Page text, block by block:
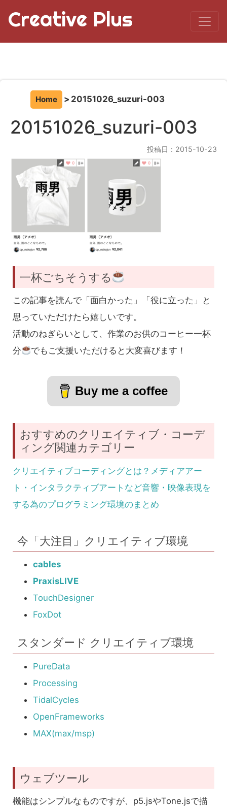
Creative Plus
Home 20151026_suzuri-003
20151026_suzuri-003
投稿日：2015-10-23
一杯ごちそうする
この記事を読んで「面白かった」「役に立った」と
思っていただけたら嬉しいです。
活動のねぎらいとして、作業のお供のコーヒー一杯
分
でもご支援いただけると大変喜びます！
Buy me a coffee
おすすめのクリエイティブ・コーデ
ィング関連カテゴリー
クリエイティブコーディングとは？メディアアー
ト・インタラクティブアートなど音響・映像表現を
する為のプログラミング環境のまとめ
今「大注目」クリエイティブ環境
cables
PraxisLIVE
TouchDesigner
FoxDot
スタンダード クリエイティブ環境
PureData
Processing
TidalCycles
OpenFrameworks
MAX(max/msp)
ウェブツール
機能はシンプルなものですが、p5.jsやTone.jsで描